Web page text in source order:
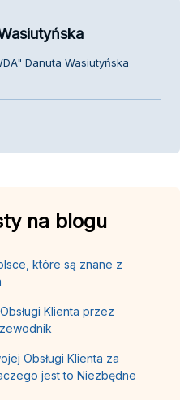
Danuta Wasiutyńska
na blogu
które są znane z
Klienta przez
Obsługi Klienta za
jest to Niezbędne